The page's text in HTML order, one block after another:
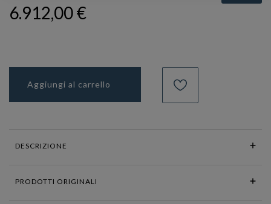
6.912,00 €
Aggiungi al carrello
DESCRIZIONE
PRODOTTI ORIGINALI